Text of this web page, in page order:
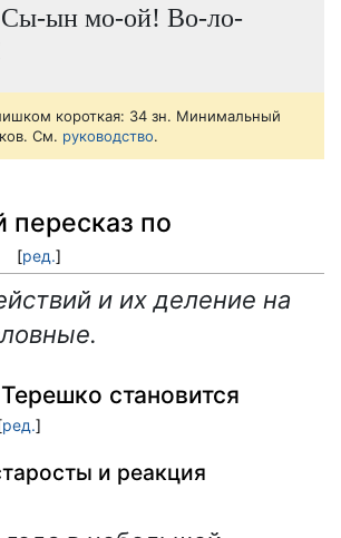
ын мо-ой! Во-ло-
короткая: 34 зн. Минимальный
См. руководство.
по
[ред.]
и их деление на
становится
ред.]
и реакция